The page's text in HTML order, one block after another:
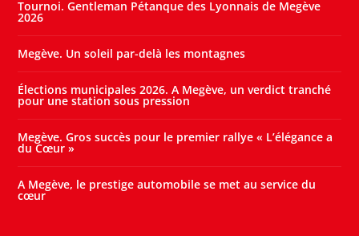
Tournoi. Gentleman Pétanque des Lyonnais de Megève
2026
Megève. Un soleil par-delà les montagnes
Élections municipales 2026. A Megève, un verdict tranché
pour une station sous pression
Megève. Gros succès pour le premier rallye « L’élégance a
du Cœur »
A Megève, le prestige automobile se met au service du
cœur